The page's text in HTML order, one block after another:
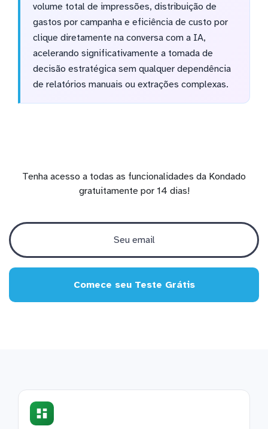
volume total de impressões, distribuição de
gastos por campanha e eficiência de custo por
clique diretamente na conversa com a IA,
acelerando significativamente a tomada de
decisão estratégica sem qualquer dependência
de relatórios manuais ou extrações complexas.
Tenha acesso a todas as funcionalidades da Kondado
gratuitamente por 14 dias!
Comece seu Teste Grátis